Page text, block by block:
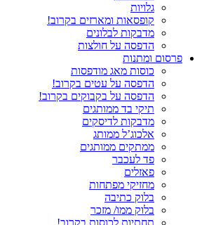
גלויות
קופסאות ומארזים בקרוב!
מדבקות לבלונים
הדפסה על חולצות
פרסום ומתנות
כוסות מאג מודפסות
הדפסה על עטים בקרוב!
הדפסה על בקבוקים בקרוב!
תיקי בד ממותגים
מדבקות לדיסקים
אלכוג’ל ממותג
ממתקים ממותגים
פד לעכבר
פאזלים
מחזיקי מפתחות
בלוק כתיבה
בלוק ממו/ מזכר
תחתיות לכוסות בקרוב!